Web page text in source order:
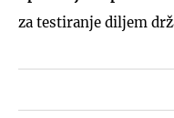
za testiranje diljem